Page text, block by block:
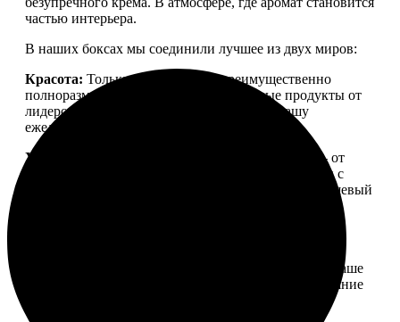
частью интерьера.
В наших боксах мы соединили лучшее из двух миров:
Красота: Только качественная, преимущественно
полноразмерная косметика. Проверенные продукты от
лидеров бьюти-рынка, которые войдут в вашу
ежедневную рутину.
Уют:
Детали для дома, создающие настроение — от
свечей для медитации до арома-капсул для стирки с
уникальной парфюмерной молекулой. Тонкий нишевый
себе. Это коллекция продуктов, которые создадут ваше
идеальное настроение и подчеркнут природное сияние